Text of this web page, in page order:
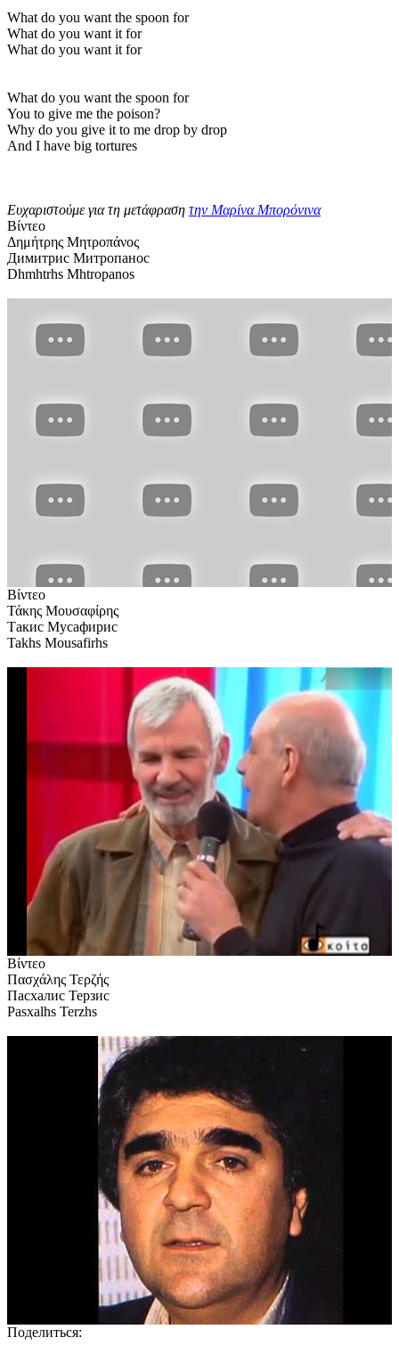
What do you want the spoon for
What do you want it for
What do you want it for
What do you want the spoon for
You to give me the poison?
Why do you give it to me drop by drop
And I have big tortures
Ευχαριστούμε για τη μετάφραση την Μαρίνα Μπορόνινα
Βίντεο
Δημήτρης Μητροπάνος
Димитрис Митропанос
Dhmhtrhs Mhtropanos
Βίντεο
Τάκης Μουσαφίρης
Такис Мусафирис
Takhs Mousafirhs
Βίντεο
Πασχάλης Τερζής
Пасхалис Терзис
Pasxalhs Terzhs
Поделиться: